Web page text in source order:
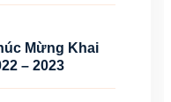
Mừng Khai
– 2023